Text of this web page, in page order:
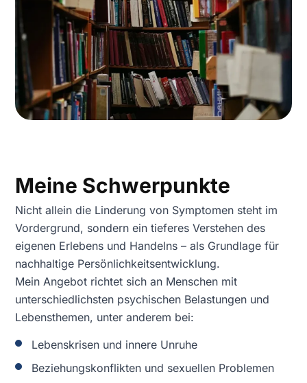
Meine Schwerpunkte
Nicht allein die Linderung von Symptomen steht im
Vordergrund, sondern ein tieferes Verstehen des
eigenen Erlebens und Handelns – als Grundlage für
nachhaltige Persönlichkeitsentwicklung.
Mein Angebot richtet sich an Menschen mit
unterschiedlichsten psychischen Belastungen und
Lebensthemen, unter anderem bei:
Lebenskrisen und innere Unruhe
Beziehungskonflikten und sexuellen Problemen